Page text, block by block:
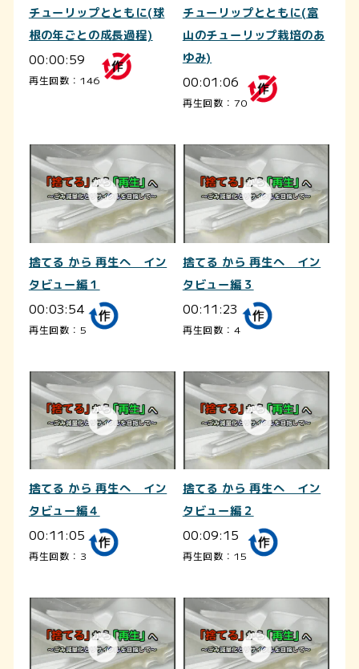
チューリップとともに(球
根の年ごとの成長過程)
00:00:59
再生回数：146
チューリップとともに(富
山のチューリップ栽培のあ
ゆみ)
00:01:06
再生回数：70
捨てる から 再生へ イン
タビュー編１
00:03:54
再生回数：5
捨てる から 再生へ イン
タビュー編３
00:11:23
再生回数：4
捨てる から 再生へ イン
タビュー編４
00:11:05
再生回数：3
捨てる から 再生へ イン
タビュー編２
00:09:15
再生回数：15